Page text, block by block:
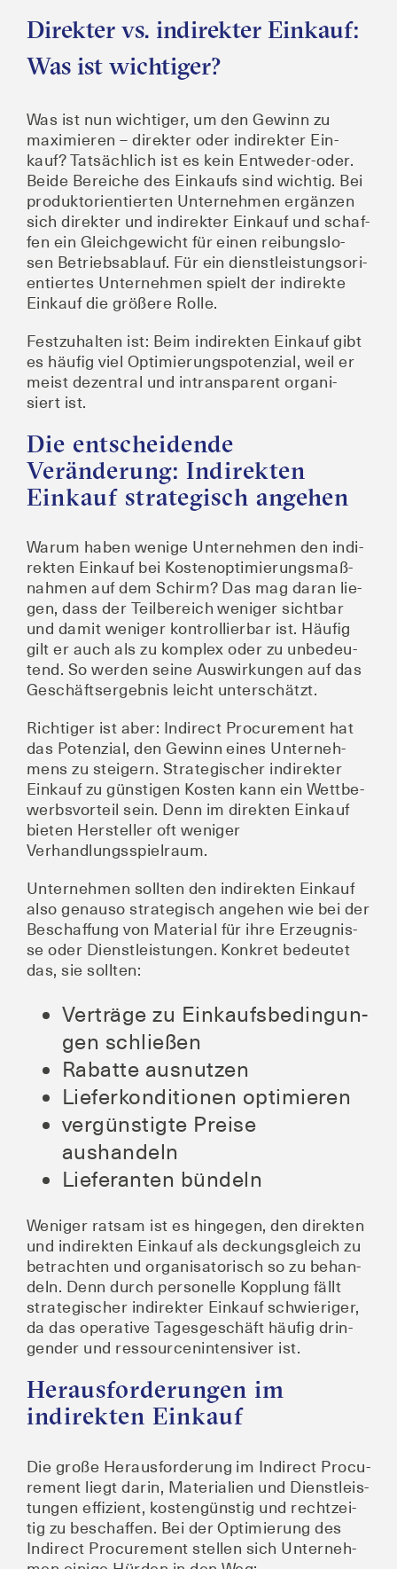
Direkter vs. indirekter Einkauf:
Was ist wichtiger?
Was ist nun wich­ti­ger, um den Gewinn zu
maxi­mie­ren – direk­ter oder indi­rek­ter Ein­
kauf? Tat­säch­lich ist es kein Ent­we­der-oder.
Bei­de Berei­che des Ein­kaufs sind wich­tig. Bei
pro­dukt­ori­en­tier­ten Unter­neh­men ergän­zen
sich direk­ter und indi­rek­ter Ein­kauf und schaf­
fen ein Gleich­ge­wicht für einen rei­bungs­lo­
sen Betriebs­ab­lauf. Für ein dienst­leis­tungs­ori­
en­tier­tes Unter­neh­men spielt der indi­rek­te
Ein­kauf die grö­ße­re Rolle.
Fest­zu­hal­ten ist: Beim indi­rek­ten Ein­kauf gibt
es häu­fig viel Opti­mie­rungs­po­ten­zi­al, weil er
meist dezen­tral und intrans­pa­rent orga­ni­
siert ist.
Die entscheidende
Veränderung: Indirekten
Einkauf strategisch angehen
War­um haben weni­ge Unter­neh­men den indi­
rek­ten Ein­kauf bei Kos­ten­op­ti­mie­rungs­maß­
nah­men auf dem Schirm? Das mag dar­an lie­
gen, dass der Teil­be­reich weni­ger sicht­bar
und damit weni­ger kon­trol­lier­bar ist. Häu­fig
gilt er auch als zu kom­plex oder zu unbe­deu­
tend. So wer­den sei­ne Aus­wir­kun­gen auf das
Geschäfts­er­geb­nis leicht unterschätzt.
Rich­ti­ger ist aber: Indi­rect Pro­cu­re­ment hat
das Poten­zi­al, den Gewinn eines Unter­neh­
mens zu stei­gern. Stra­te­gi­scher indi­rek­ter
Ein­kauf zu güns­ti­gen Kos­ten kann ein Wett­be­
werbs­vor­teil sein. Denn im direk­ten Ein­kauf
bie­ten Her­stel­ler oft weni­ger
Verhandlungsspielraum.
Unter­neh­men soll­ten den indi­rek­ten Ein­kauf
also genau­so stra­te­gisch ange­hen wie bei der
Beschaf­fung von Mate­ri­al für ihre Erzeug­nis­
se oder Dienst­leis­tun­gen. Kon­kret bedeu­tet
das, sie sollten:
Ver­trä­ge zu Ein­kaufs­be­din­gun­
gen schließen
Rabat­te ausnutzen
Lie­fer­kon­di­tio­nen optimieren
ver­güns­tig­te Prei­se
aushandeln
Lie­fe­ran­ten bündeln
Weni­ger rat­sam ist es hin­ge­gen, den direk­ten
und indi­rek­ten Ein­kauf als deckungs­gleich zu
betrach­ten und orga­ni­sa­to­risch so zu behan­
deln. Denn durch per­so­nel­le Kopp­lung fällt
stra­te­gi­scher indi­rek­ter Ein­kauf schwie­ri­ger,
da das ope­ra­ti­ve Tages­ge­schäft häu­fig drin­
gen­der und res­sour­cen­in­ten­si­ver ist.
Herausforderungen im
indirekten Einkauf
Die gro­ße Her­aus­for­de­rung im Indi­rect Pro­cu­
re­ment liegt dar­in, Mate­ria­li­en und Dienst­leis­
tun­gen effi­zi­ent, kos­ten­güns­tig und recht­zei­
tig zu beschaf­fen. Bei der Opti­mie­rung des
Indi­rect Pro­cu­re­ment stel­len sich Unter­neh­